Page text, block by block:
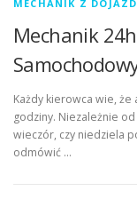
MECHANIK Z
Mechanik
Każdy kierowca wie,
godziny. Niezależnie
wieczór, czy niedziela
odmówić …